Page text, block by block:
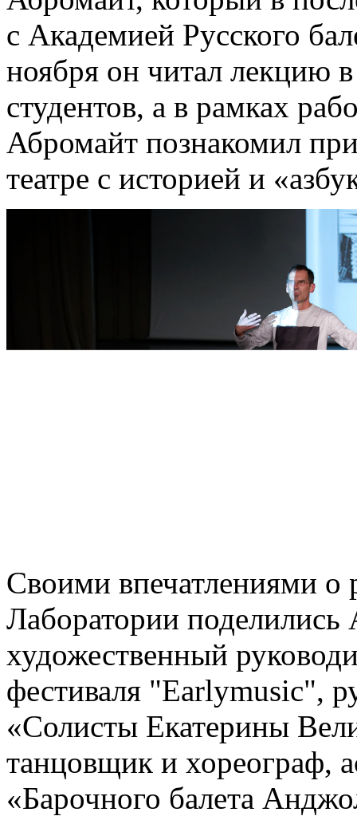
с Академией Русского
ноября он читал лекцию
студентов, а в рамках
Абромайт познакомил
театре с историей и
Своими впечатлениями о
Лаборатории
художественный
фестиваля "Earlymusic",
«Солисты Екатерины
танцовщик и хореограф,
«Барочного балета